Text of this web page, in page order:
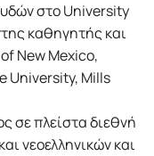
στο University
καθηγητής και
New Mexico,
University, Mills
σε πλείστα διεθνή
νεοελληνικών και